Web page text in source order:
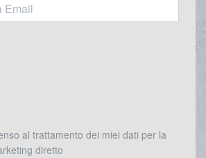
al trattamento dei miei dati per la
diretto